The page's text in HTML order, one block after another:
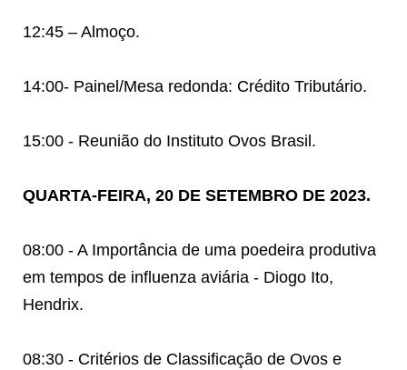
12:45 – Almoço.
14:00- Painel/Mesa redonda: Crédito Tributário.
15:00 - Reunião do Instituto Ovos Brasil.
QUARTA-FEIRA, 20 DE SETEMBRO DE 2023.
08:00 - A Importância de uma poedeira produtiva
em tempos de influenza aviária - Diogo Ito,
Hendrix.
08:30 - Critérios de Classificação de Ovos e